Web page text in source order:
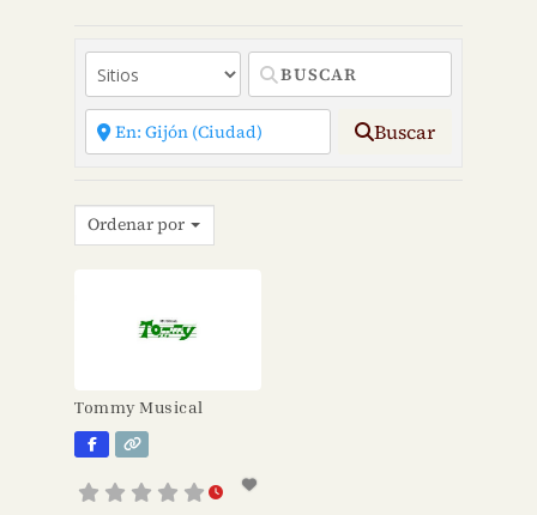
Buscar
Ordenar por
Tommy Musical